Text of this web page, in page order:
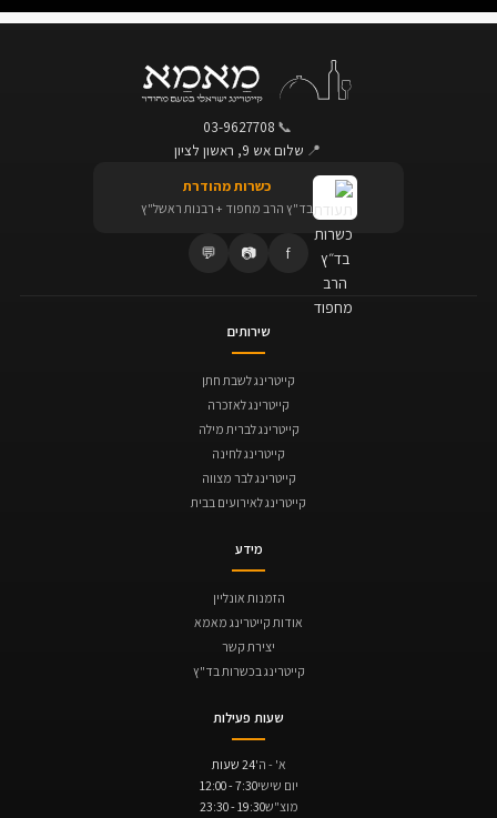
📞
03-9627708
📍 שלום אש 9, ראשון לציון
כשרות מהודרת
בד"ץ הרב מחפוד + רבנות ראשל"ץ
f
📷
💬
שירותים
קייטרינג לשבת חתן
קייטרינג לאזכרה
קייטרינג לברית מילה
קייטרינג לחינה
קייטרינג לבר מצווה
קייטרינג לאירועים בבית
מידע
הזמנות אונליין
אודות קייטרינג מאמא
יצירת קשר
קייטרינג בכשרות בד"ץ
שעות פעילות
א' - ה'24 שעות
יום שישי7:30 - 12:00
מוצ"ש19:30 - 23:30